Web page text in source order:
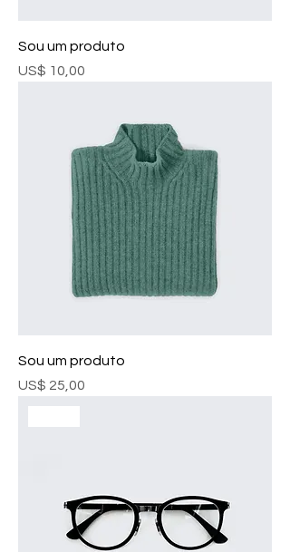
Sou um produto
Preço
US$ 10,00
Sou um produto
Preço
US$ 25,00